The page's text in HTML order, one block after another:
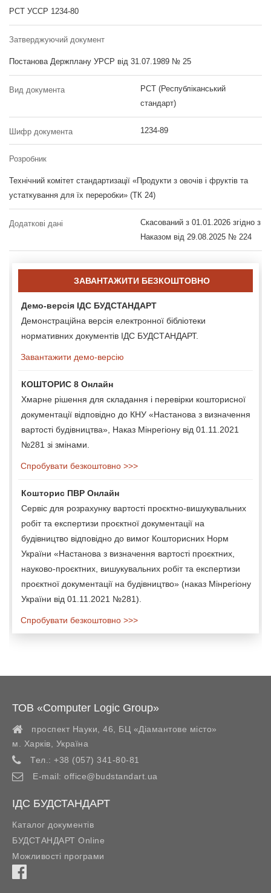
РСТ УССР 1234-80
Затверджуючий документ
Постанова Держплану УРСР від 31.07.1989 № 25
Вид документа
РСТ (Республіканський
стандарт)
Шифр документа 1234-89
Розробник
Технічний комітет стандартизації «Продукти з овочів і фруктів та
устаткування для їх переробки» (ТК 24)
Додаткові дані
Скасований з 01.01.2026 згідно з
Наказом від 29.08.2025 № 224
ЗАВАНТАЖИТИ БЕЗКОШТОВНО
Демо-версія ІДС БУДСТАНДАРТ
Демонстраційна версія електронної бібліотеки
нормативних документів ІДС БУДСТАНДАРТ.
Завантажити демо-версію
КОШТОРИС 8 Онлайн
Хмарне рішення для складання і перевірки кошторисної
документації відповідно до КНУ «Настанова з визначення
вартості будівництва», Наказ Мінрегіону від 01.11.2021
№281 зі змінами.
Спробувати безкоштовно >>>
Кошторис ПВР Онлайн
Сервіс для розрахунку вартості проєктно-вишукувальних
робіт та експертизи проєктної документації на
будівництво відповідно до вимог Кошторисних Норм
України «Настанова з визначення вартості проєктних,
науково-проєктних, вишукувальних робіт та експертизи
проєктної документації на будівництво» (наказ Мінрегіону
України від 01.11.2021 №281).
Спробувати безкоштовно >>>
ТОВ «Computer Logic Group»
проспект Науки, 46, БЦ «Діамантове місто»
м. Харків
Україна
Тел.: +38 (057) 341-80-81
E-mail: office@budstandart.ua
ІДС БУДСТАНДАРТ
Каталог документів
БУДСТАНДАРТ Online
Можливості програми